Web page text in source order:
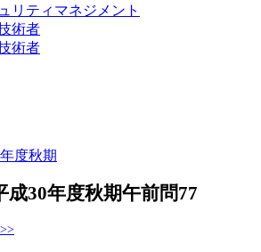
リティマネジメント
術者
術者
度秋期
30年度秋期午前問77